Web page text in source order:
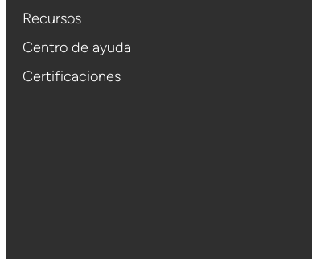
Recursos
Centro de ayuda
Certificaciones